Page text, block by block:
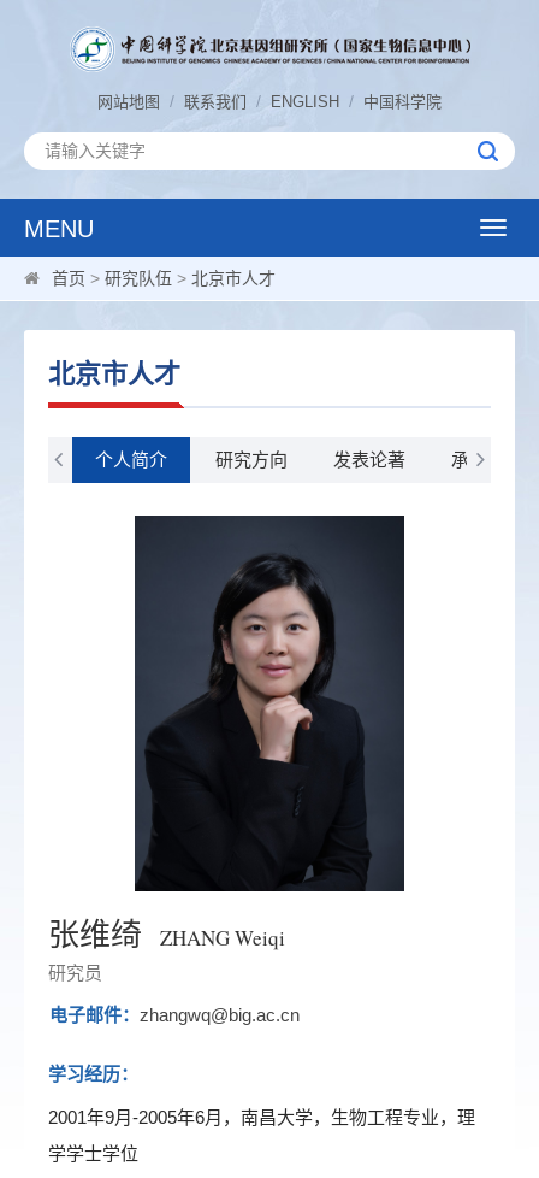
网站地图 / 联系我们 / ENGLISH / 中国科学院
MENU
Toggle
首页 > 研究队伍 > 北京市人才
北京市人才
个人简介 研究方向 发表论著 承担科研
张维绮 ZHANG Weiqi
研究员
电子邮件： zhangwq@big.ac.cn
学习经历：
2001年9月-2005年6月，南昌大学，生物工程专业，理
学学士学位